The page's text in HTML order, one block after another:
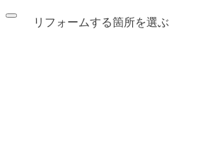
リフォームする箇所を選ぶ